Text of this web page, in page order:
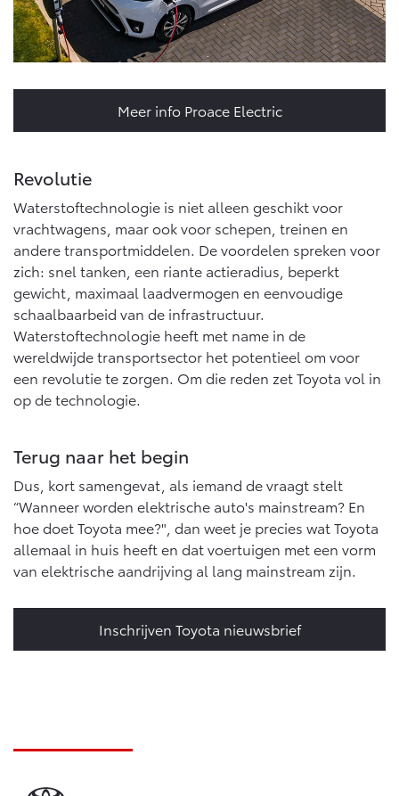
Meer info Proace Electric
Revolutie
Waterstoftechnologie is niet alleen geschikt voor
vrachtwagens, maar ook voor schepen, treinen en
andere transportmiddelen. De voordelen spreken voor
zich: snel tanken, een riante actieradius, beperkt
gewicht, maximaal laadvermogen en eenvoudige
schaalbaarbeid van de infrastructuur.
Waterstoftechnologie heeft met name in de
wereldwijde transportsector het potentieel om voor
een revolutie te zorgen. Om die reden zet Toyota vol in
op de technologie.
Terug naar het begin
Dus, kort samengevat, als iemand de vraagt stelt
“Wanneer worden elektrische auto's mainstream? En
hoe doet Toyota mee?", dan weet je precies wat Toyota
allemaal in huis heeft en dat voertuigen met een vorm
van elektrische aandrijving al lang mainstream zijn.
Inschrijven Toyota nieuwsbrief